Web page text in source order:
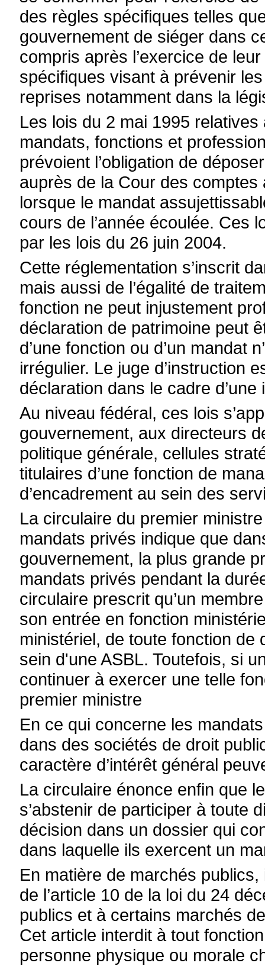
des règles spécifiques telles
gouvernement de siéger dans
compris après l’exercice de
spécifiques visant à prévenir
reprises notamment dans la
Les lois du 2 mai 1995
mandats, fonctions et
prévoient l’obligation de
auprès de la Cour des comptes
lorsque le mandat
cours de l’année écoulée. Ces
par les lois du 26 juin 2004.
Cette réglementation s’inscrit
mais aussi de l’égalité de
fonction ne peut injustement
déclaration de patrimoine peut
d’une fonction ou d’un mandat
irrégulier. Le juge d’instruction
déclaration dans le cadre
Au niveau fédéral, ces lois
gouvernement, aux directeurs
politique générale, cellules
titulaires d’une fonction de
d’encadrement au sein des
La circulaire du premier
mandats privés indique que
gouvernement, la plus grande
mandats privés pendant la
circulaire prescrit qu’un
son entrée en fonction
ministériel, de toute fonction
sein d'une ASBL. Toutefois, si
continuer à exercer une telle
premier ministre
En ce qui concerne les
dans des sociétés de droit
caractère d’intérêt général
La circulaire énonce enfin que
s’abstenir de participer à toute
décision dans un dossier qui
dans laquelle ils exercent un
En matière de marchés
de l’article 10 de la loi du 24
publics et à certains marchés
Cet article interdit à tout
personne physique ou morale